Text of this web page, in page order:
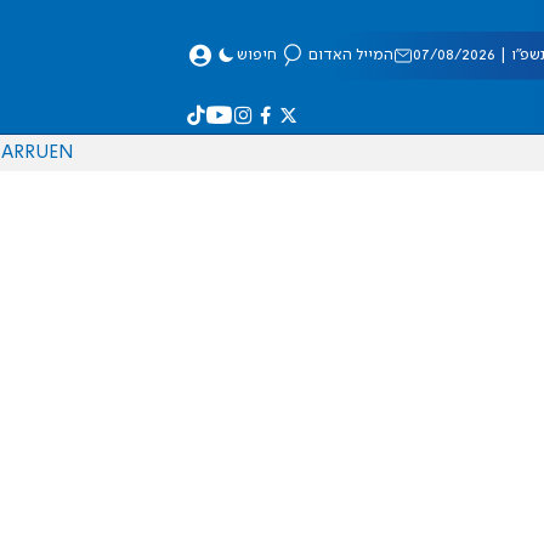
08/2026 המייל האדום חיפוש
EN
RU
AR